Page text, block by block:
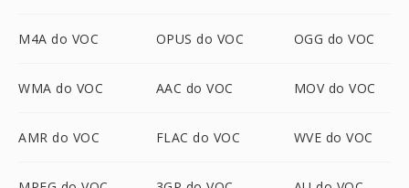
M4A do VOC OPUS do VOC OGG do VOC
WMA do VOC AAC do VOC MOV do VOC
AMR do VOC FLAC do VOC WVE do VOC